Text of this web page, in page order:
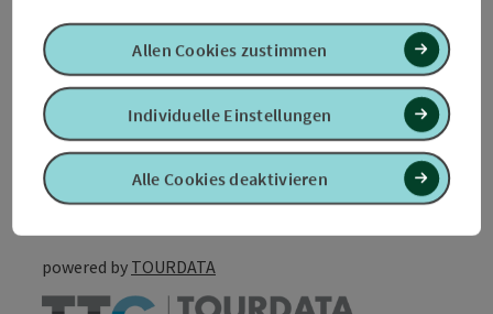
Barrierefreiheit
PDF erstellen
Beitrag drucken
In der Nähe
powered by TOURDATA
Alle Cookies deaktivieren
Individuelle Einstellungen
Allen Cookies zustimmen